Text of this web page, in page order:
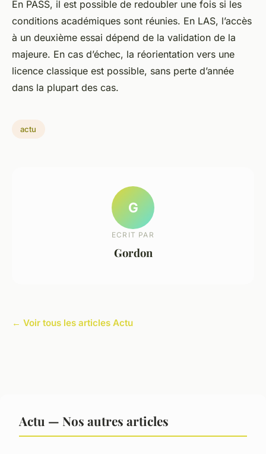
En PASS, il est possible de redoubler une fois si les
conditions académiques sont réunies. En LAS, l’accès
à un deuxième essai dépend de la validation de la
majeure. En cas d’échec, la réorientation vers une
licence classique est possible, sans perte d’année
dans la plupart des cas.
actu
G
ECRIT PAR
Gordon
← Voir tous les articles Actu
Actu — Nos autres articles